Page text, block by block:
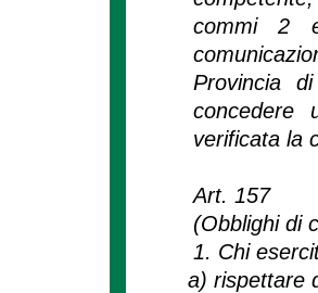
commi 2
Provincia
concedere
verificata la
Art. 157
(Obblighi di
1. Chi
a) rispettare